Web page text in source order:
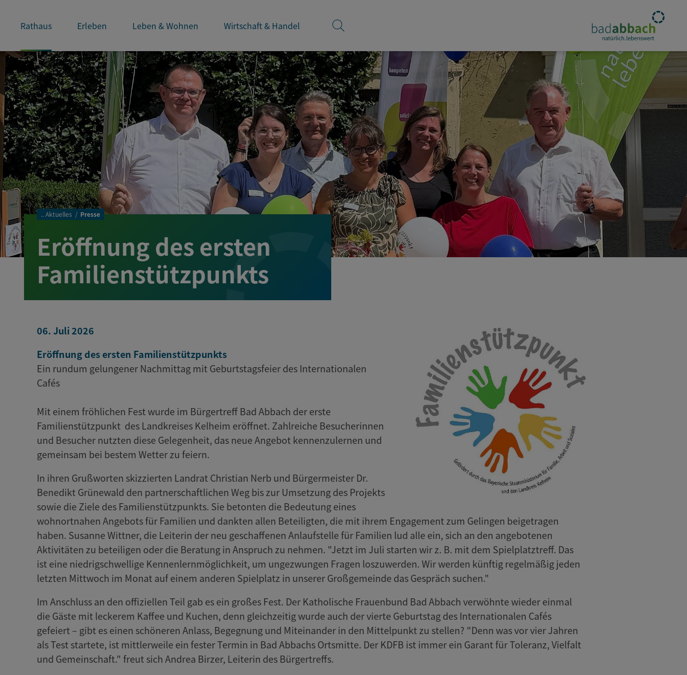
Rathaus Erleben Leben & Wohnen Wirtschaft & Handel
.. Aktuelles Presse
Eröffnung des ersten
Familienstützpunkts
06. Juli 2026
Eröffnung des ersten Familienstützpunkts
Ein rundum gelungener Nachmittag mit Geburtstagsfeier des Internationalen
Cafés
Mit einem fröhlichen Fest wurde im Bürgertreff Bad Abbach der erste
Familienstützpunkt des Landkreises Kelheim eröffnet. Zahlreiche Besucherinnen
und Besucher nutzten diese Gelegenheit, das neue Angebot kennenzulernen und
gemeinsam bei bestem Wetter zu feiern.
In ihren Grußworten skizzierten Landrat Christian Nerb und Bürgermeister Dr.
Benedikt Grünewald den partnerschaftlichen Weg bis zur Umsetzung des Projekts
sowie die Ziele des Familienstützpunkts. Sie betonten die Bedeutung eines
wohnortnahen Angebots für Familien und dankten allen Beteiligten, die mit ihrem Engagement zum Gelingen beigetragen
haben. Susanne Wittner, die Leiterin der neu geschaffenen Anlaufstelle für Familien lud alle ein, sich an den angebotenen
Aktivitäten zu beteiligen oder die Beratung in Anspruch zu nehmen. "Jetzt im Juli starten wir z. B. mit dem Spielplatztreff. Das
ist eine niedrigschwellige Kennenlernmöglichkeit, um ungezwungen Fragen loszuwerden. Wir werden künftig regelmäßig jeden
letzten Mittwoch im Monat auf einem anderen Spielplatz in unserer Großgemeinde das Gespräch suchen."
Im Anschluss an den offiziellen Teil gab es ein großes Fest. Der Katholische Frauenbund Bad Abbach verwöhnte wieder einmal
die Gäste mit leckerem Kaffee und Kuchen, denn gleichzeitig wurde auch der vierte Geburtstag des Internationalen Cafés
gefeiert – gibt es einen schöneren Anlass, Begegnung und Miteinander in den Mittelpunkt zu stellen? "Denn was vor vier Jahren
als Test startete, ist mittlerweile ein fester Termin in Bad Abbachs Ortsmitte. Der KDFB ist immer ein Garant für Toleranz, Vielfalt
und Gemeinschaft." freut sich Andrea Birzer, Leiterin des Bürgertreffs.